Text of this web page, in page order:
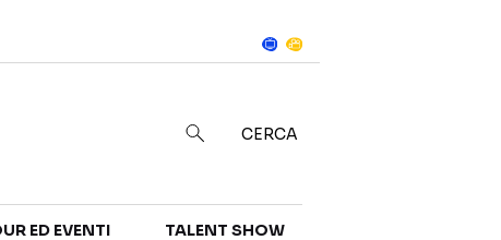
in Notizie
CERCA
ED EVENTI TALENT SHOW